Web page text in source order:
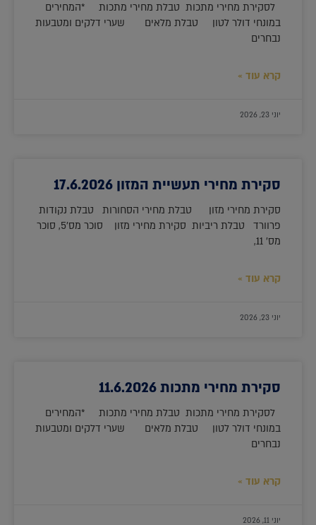
לסקירת מחירי מתכות טבלת מחירי מתכות *המחירים
במונחי דולר לטון טבלת מלאים שערי דלקים ומטבעות
נבחרים
קרא עוד »
יוני 23, 2026
סקירת מחירי תעשיית המזון 17.6.2026
סקירת מחירי מזון טבלת מחירי הסחורות טבלת נקודות
פרוורד טבלת ריביות סקירת מחירי מזון סוכר מס'5, סוכר
מס' 11,
קרא עוד »
יוני 23, 2026
סקירת מחירי מתכות 11.6.2026
לסקירת מחירי מתכות טבלת מחירי מתכות *המחירים
במונחי דולר לטון טבלת מלאים שערי דלקים ומטבעות
נבחרים
קרא עוד »
יוני 11, 2026